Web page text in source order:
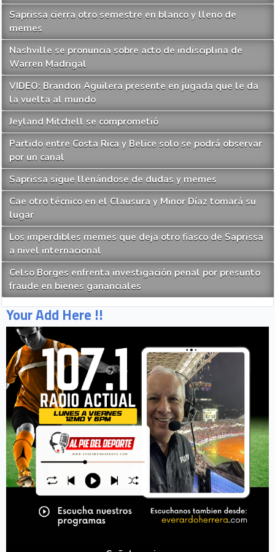
Saprissa cierra otro semestre en blanco y lleno de
memes
Nashville se pronuncia sobre acto de indisciplina de
Warren Madrigal
VIDEO: Brandon Aguilera presente en jugada que le da
la vuelta al mundo
Jeyland Mitchell se comprometió
Partido entre Costa Rica y Belice solo se podrá observar
por un canal
Saprissa sigue llenándose de dudas y memes
Cae otro técnico en el Clausura y Minor Díaz tomará su
lugar
Los imperdibles memes que deja otro fiasco de Saprissa
a nivel internacional
Celso Borges enfrenta investigación penal por presunto
fraude en bienes gananciales
Your Add Here !!